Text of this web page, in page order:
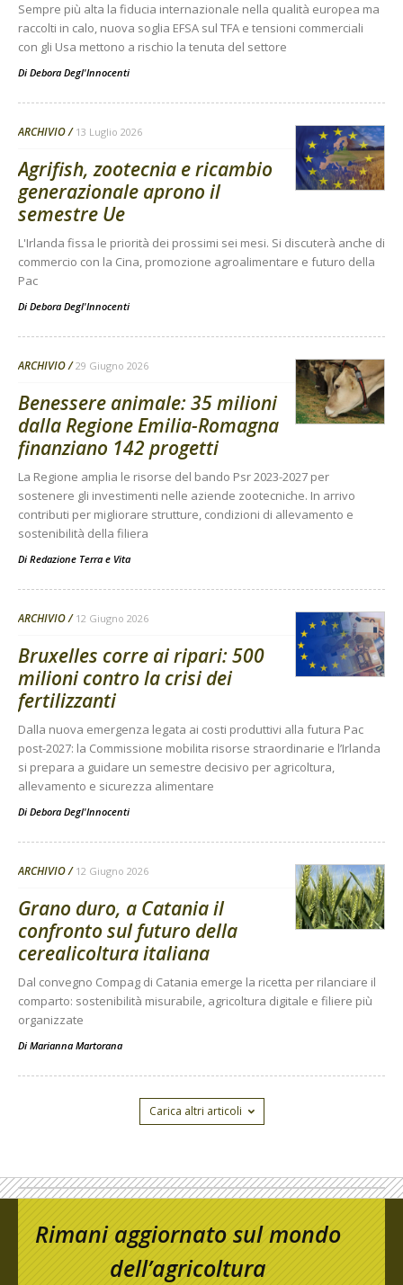
Sempre più alta la fiducia internazionale nella qualità europea ma
raccolti in calo, nuova soglia EFSA sul TFA e tensioni commerciali
con gli Usa mettono a rischio la tenuta del settore
Di Debora Degl'Innocenti
ARCHIVIO 13 Luglio 2026
Agrifish, zootecnia e ricambio
generazionale aprono il
semestre Ue
L'Irlanda fissa le priorità dei prossimi sei mesi. Si discuterà anche di
commercio con la Cina, promozione agroalimentare e futuro della
Pac
Di Debora Degl'Innocenti
ARCHIVIO 29 Giugno 2026
Benessere animale: 35 milioni
dalla Regione Emilia-Romagna
finanziano 142 progetti
La Regione amplia le risorse del bando Psr 2023-2027 per
sostenere gli investimenti nelle aziende zootecniche. In arrivo
contributi per migliorare strutture, condizioni di allevamento e
sostenibilità della filiera
Di Redazione Terra e Vita
ARCHIVIO 12 Giugno 2026
Bruxelles corre ai ripari: 500
milioni contro la crisi dei
fertilizzanti
Dalla nuova emergenza legata ai costi produttivi alla futura Pac
post-2027: la Commissione mobilita risorse straordinarie e l’Irlanda
si prepara a guidare un semestre decisivo per agricoltura,
allevamento e sicurezza alimentare
Di Debora Degl'Innocenti
ARCHIVIO 12 Giugno 2026
Grano duro, a Catania il
confronto sul futuro della
cerealicoltura italiana
Dal convegno Compag di Catania emerge la ricetta per rilanciare il
comparto: sostenibilità misurabile, agricoltura digitale e filiere più
organizzate
Di Marianna Martorana
Carica altri articoli
Rimani aggiornato sul mondo
dell’agricoltura